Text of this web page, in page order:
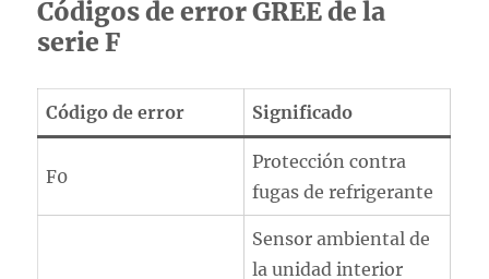
Códigos de error GREE de la
serie F
Código de error Significado
F0
Protección contra
fugas de refrigerante
Sensor ambiental de
la unidad interior